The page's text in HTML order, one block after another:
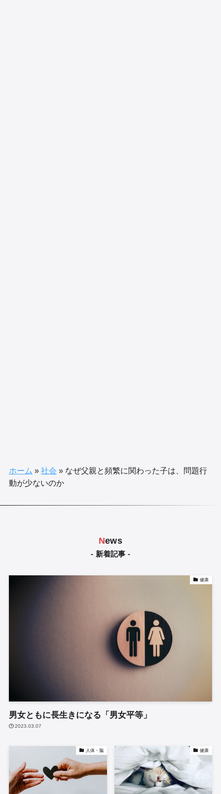
ホーム » 社会 »なぜ父親と頻繁に関わった子は、問題行
動が少ないのか
News
- 新着記事 -
健康
男女ともに長生きになる「男女平等」
2023.03.07
人体・脳 健康